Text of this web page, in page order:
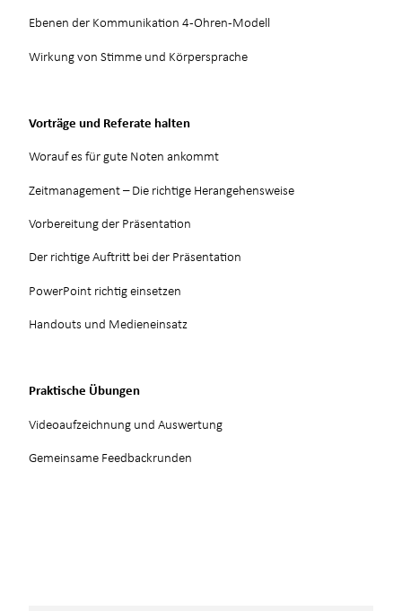
Ebenen der Kommunikation 4-Ohren-Modell
Wirkung von Stimme und Körpersprache
Vorträge und Referate halten
Worauf es für gute Noten ankommt
Zeitmanagement – Die richtige Herangehensweise
Vorbereitung der Präsentation
Der richtige Auftritt bei der Präsentation
PowerPoint richtig einsetzen
Handouts und Medieneinsatz
Praktische Übungen
Videoaufzeichnung und Auswertung
Gemeinsame Feedbackrunden